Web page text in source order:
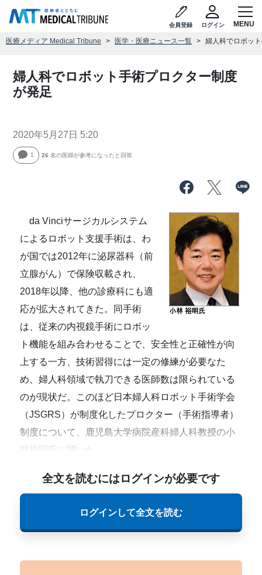
会員登録 ログイン
医療メディア Medical Tribune 医学・医療ニュース一覧 婦人科でロボッ
婦人科でロボット手術プロクター制度
が発足
2020年5月27日 5:20
1 26 名の医師が参考になったと回答
da Vinciサージカルシステム
によるロボット支援手術は、わ
が国では2012年に泌尿器科（前
立腺がん）で保険収載され、
2018年以降、他の診療科にも適
応が拡大されてきた。同手術
は、従来の内視鏡手術にロボッ
ト機能を組み合わせることで、安全性と正確性が向
上する一方、技術習得には一定の修練が必要なた
め、婦人科領域で執刀できる医師数は限られている
のが現状だ。このほど日本婦人科ロボット手術学会
（JSGRS）が制度化したプロクター（手術指導者）
制度について、鹿児島大学病院産科婦人科教授の小
林裕明氏に聞いた。
全文を読むにはログインが必要です
ログインして全文を読む